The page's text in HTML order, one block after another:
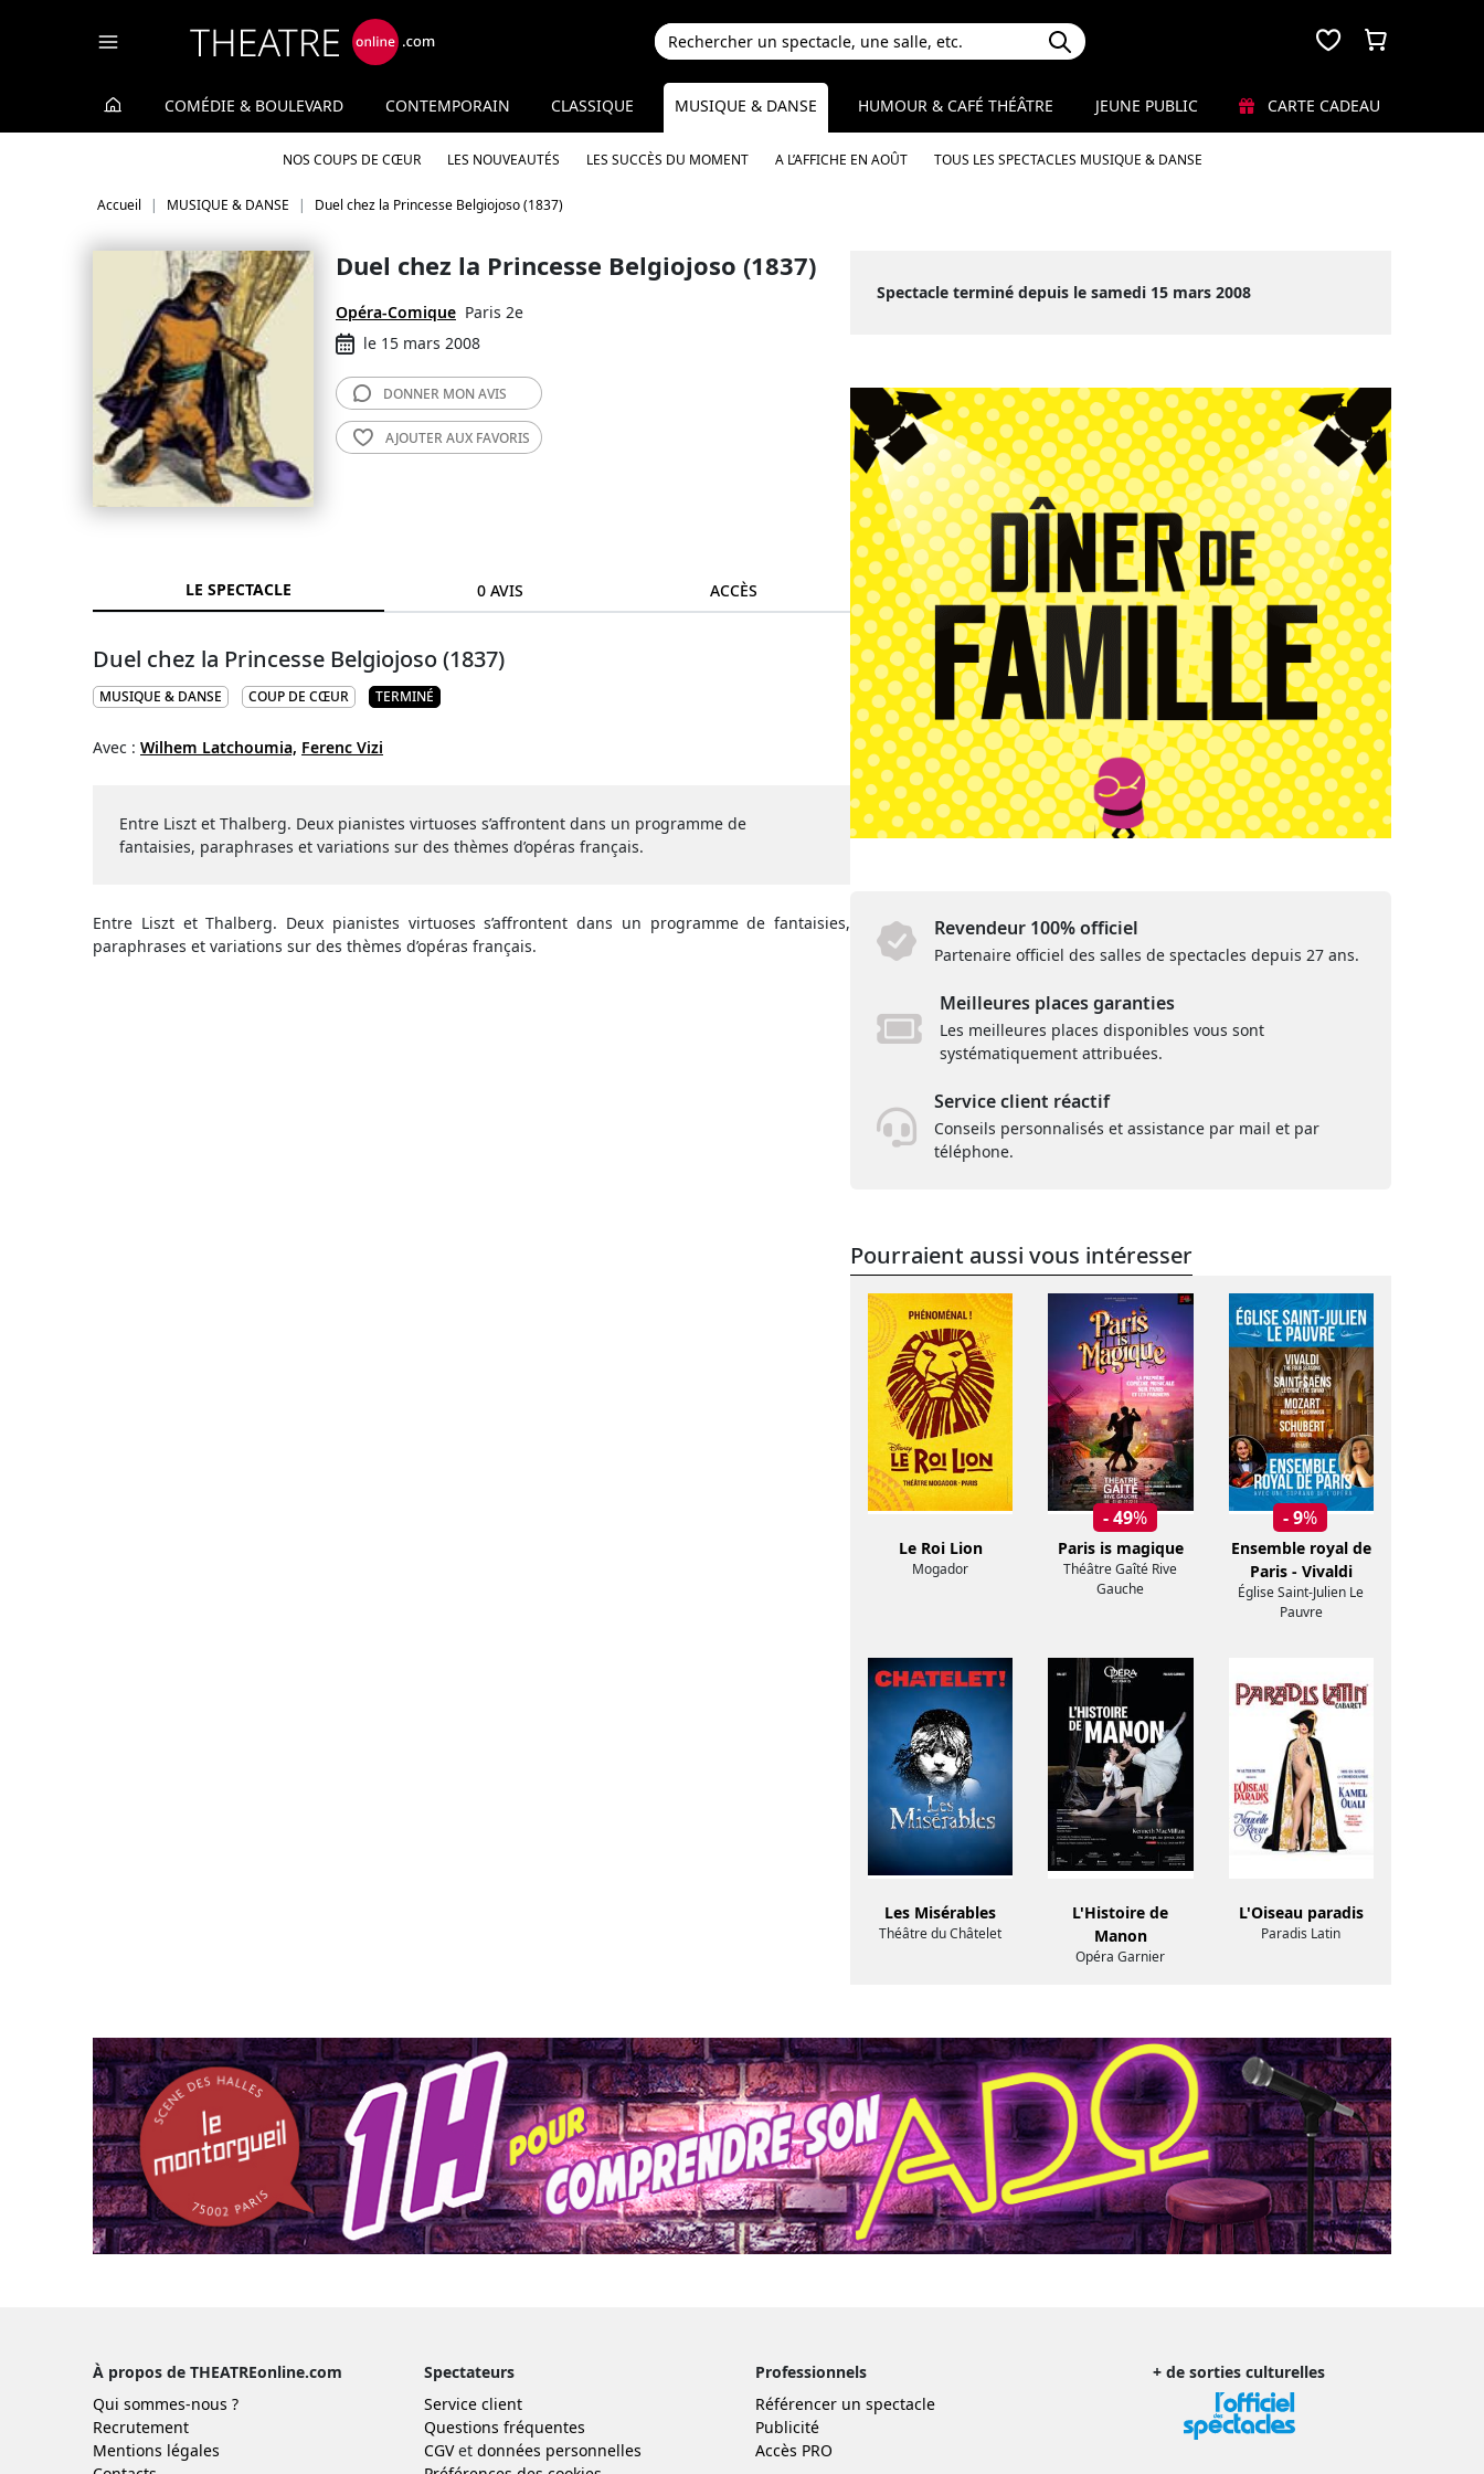
COMÉDIE & BOULEVARD CONTEMPORAIN CLASSIQUE MUSIQUE & DANSE
NOS COUPS DE CŒUR LES NOUVEAUTÉS LES SUCCÈS DU MOMENT A L’AFFICHE EN AOÛT TOUS LES SPECTACLES MUSIQUE & DANSE
HUMOUR & CAFÉ THÉÂTRE JEUNE PUBLIC CARTE CADEAU
Accueil MUSIQUE & DANSE Duel chez la Princesse Belgiojoso (1837)
Duel chez la Princesse Belgiojoso (1837)
Opéra-Comique Paris 2e
le 15 mars 2008
DONNER MON AVIS
AJOUTER AUX FAVORIS
LE SPECTACLE 0 AVIS ACCÈS
Duel chez la Princesse Belgiojoso (1837)
MUSIQUE & DANSE COUP DE CŒUR TERMINÉ
Avec : Wilhem Latchoumia, Ferenc Vizi
Entre Liszt et Thalberg. Deux pianistes virtuoses s’affrontent dans un programme de
fantaisies, paraphrases et variations sur des thèmes d’opéras français.
Entre Liszt et Thalberg. Deux pianistes virtuoses s’affrontent dans un programme de fantaisies,
paraphrases et variations sur des thèmes d’opéras français.
Spectacle terminé depuis le samedi 15 mars 2008
Revendeur 100% officiel
Partenaire officiel des salles de spectacles depuis 27 ans.
Meilleures places garanties
Les meilleures places disponibles vous sont
systématiquement attribuées.
Service client réactif
Conseils personnalisés et assistance par mail et par
téléphone.
Pourraient aussi vous intéresser
Le Roi Lion
Mogador
- 49%
Paris is magique
Théâtre Gaîté Rive
Gauche
- 9%
Ensemble royal de
Paris - Vivaldi
Église Saint-Julien Le
Pauvre
Les Misérables
Théâtre du Châtelet
L'Histoire de
Manon
Opéra Garnier
L'Oiseau paradis
Paradis Latin
À propos de THEATREonline.com
Qui sommes-nous ?
Recrutement
Mentions légales
Spectateurs
Service client
Questions fréquentes
CGVet données personnelles
Professionnels
Référencer un spectacle
Publicité
Accès PRO
+ de sorties culturelles